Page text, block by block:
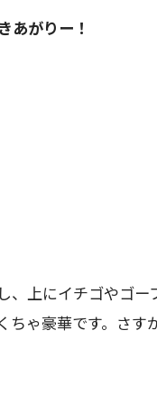
あがりー！
、上にイチゴやゴー
ゃ豪華です。さす